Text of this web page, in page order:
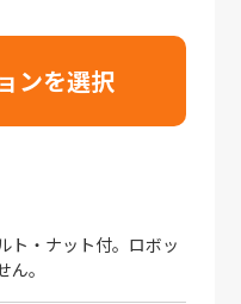
ンを選択
ト・ナット付。ロボッ
。